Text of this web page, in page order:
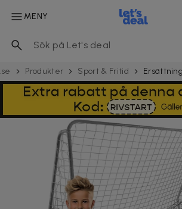
MENY
Produkter Sport & Fritid